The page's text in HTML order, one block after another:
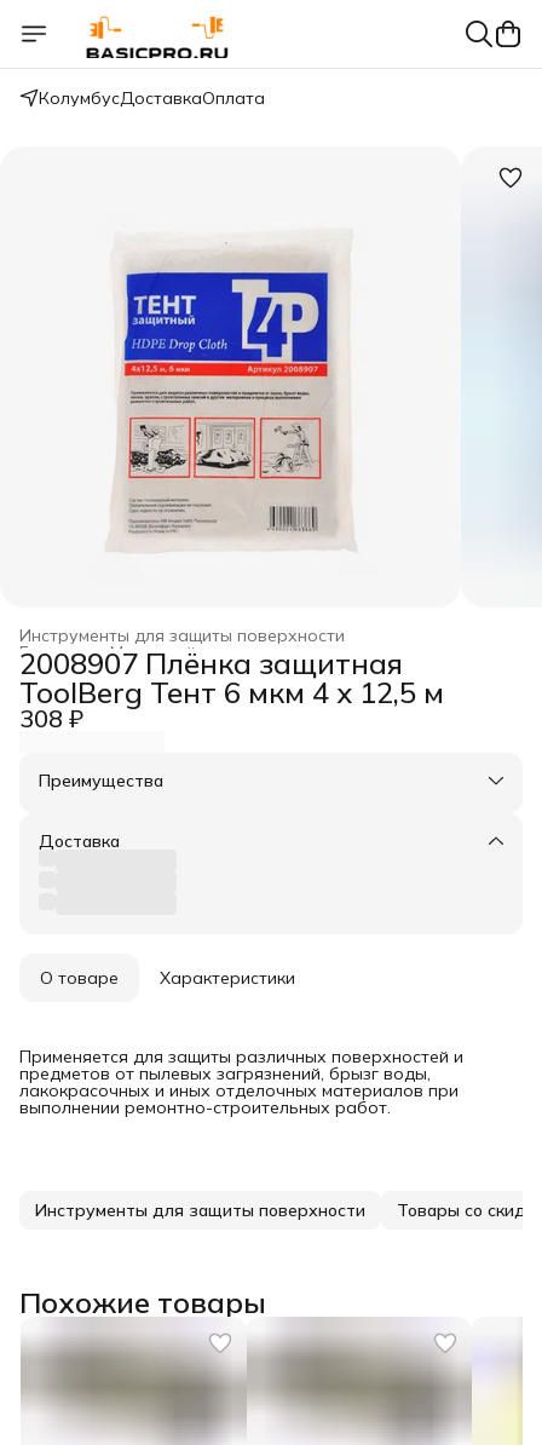
КолумбусДоставкаОплата
Инструменты для защиты поверхности
Малярный инструмент
Главная ›
2008907 Плёнка защитная
ToolBerg Тент 6 мкм 4 х 12,5 м
308 ₽
Преимущества
Оплата частями в Сплит
Удобный возврат
Доставка
О товаре Характеристики
Применяется для защиты различных поверхностей и
предметов от пылевых загрязнений, брызг воды,
лакокрасочных и иных отделочных материалов при
выполнении ремонтно-строительных работ.
Инструменты для защиты поверхности Товары со
Похожие товары